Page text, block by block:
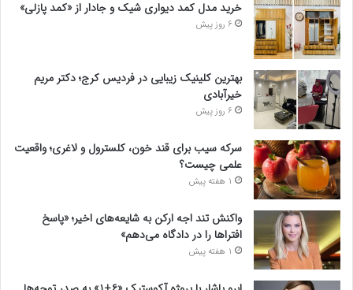
خرید مدل کمد دیواری شیک و جادار از «کمد پازلی»
6 روز پیش
بهترین کلینیک زیبایی در فردیس کرج؛ دکتر مریم
خیرآبادی
6 روز پیش
سرکه سیب برای قند خون، کلسترول و لاغری؛ واقعیت
علمی چیست؟
1 هفته پیش
واکنش تند اجه ارکن به شایعه‌های اخیر؛ «پاسخ
افتراها را در دادگاه می‌دهم»
1 هفته پیش